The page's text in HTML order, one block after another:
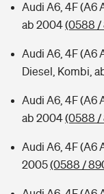
Audi A6, 4F (A6
ab 2004(0588 /
Audi A6, 4F (A6
Diesel, Kombi,
Audi A6, 4F (A6
ab 2004(0588 /
Audi A6, 4F (A6
2005(0588 /